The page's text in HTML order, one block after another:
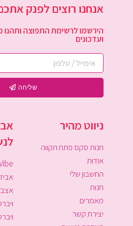
אנחנו רוצים לפנק
הירשמו לרשימת התפוצה ותהנו
ועדכונים
שליחה
ניווט מהיר
חנות סקס פתח תקווה
אודות
החשבון שלי
חנות
מאמרים
יצירת קשר